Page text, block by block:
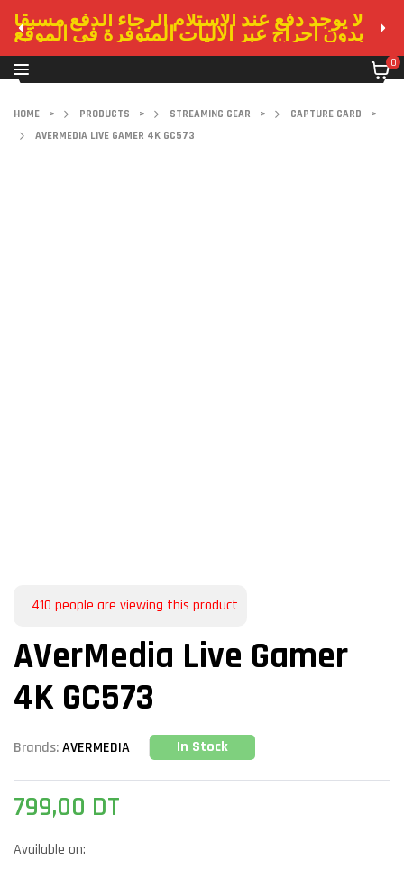
لا يوجد دفع عند الاستلام الرجاء الدفع مسبقا
بدون احراج عبر الاليات المتوفرة في الموقع
0
HOME > PRODUCTS > STREAMING GEAR > CAPTURE CARD
>
AVERMEDIA LIVE GAMER 4K GC573
410 people are viewing this product
AVerMedia Live Gamer
4K GC573
Brands:AVERMEDIA In Stock
799,00 DT
Available on: